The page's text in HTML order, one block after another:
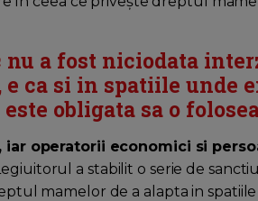
a fost niciodata
ca si in spatiile unde
obligata sa o
operatorii economici si
a stabilit o serie de
mamelor de a alapta in